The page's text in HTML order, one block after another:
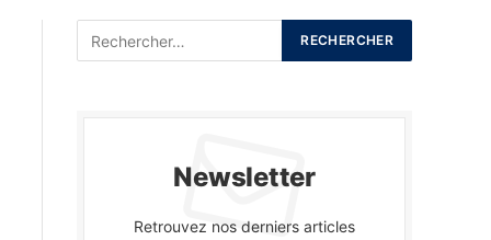
Newsletter
Retrouvez nos derniers articles